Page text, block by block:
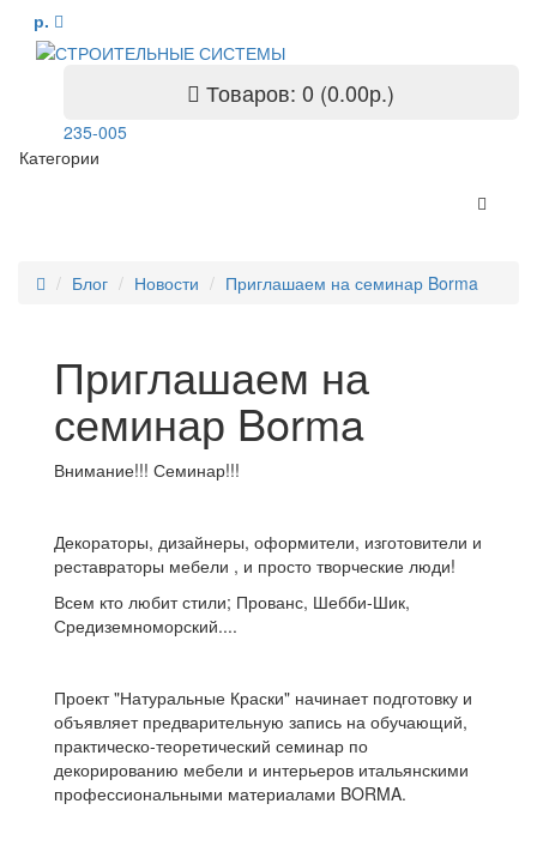
р.
Товаров: 0 (0.00р.)
235-005
Категории
Блог Новости Приглашаем на семинар Borma
Приглашаем на
семинар Borma
Внимание!!! Семинар!!!
Декораторы, дизайнеры, оформители, изготовители и
реставраторы мебели , и просто творческие люди!
Всем кто любит стили; Прованс, Шебби-Шик,
Средиземноморский....
Проект "Натуральные Краски" начинает подготовку и
объявляет предварительную запись на обучающий,
практическо-теоретический семинар по
декорированию мебели и интерьеров итальянскими
профессиональными материалами BORMA.